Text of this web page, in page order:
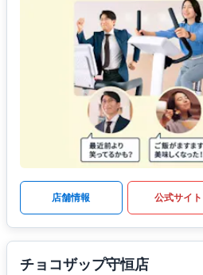
店舗情報 公式サイト
チョコザップ守恒店